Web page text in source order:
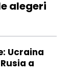
alegeri
Ucraina
a